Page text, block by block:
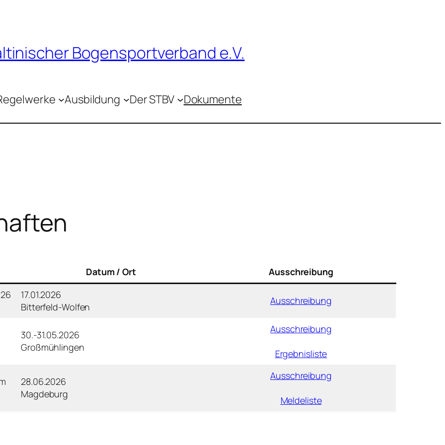
Bogensportverband e.V.
Ausbildung Der STBV Dokumente
Datum / Ort
Ausschreibung
17.01.2026
Bitterfeld-Wolfen
Ausschreibung
30.-31.05.2026
Großmühlingen
Ausschreibung
Ergebnisliste
28.06.2026
Magdeburg
Ausschreibung
Meldeliste